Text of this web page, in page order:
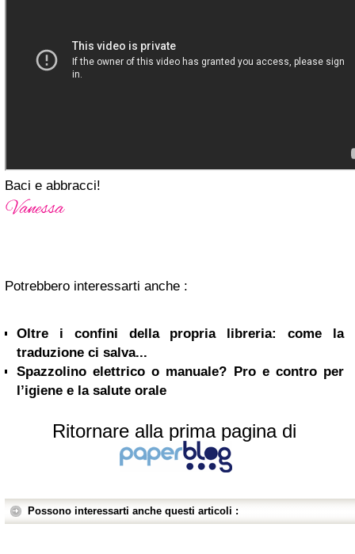
Baci e abbracci!
Potrebbero interessarti anche :
Oltre i confini della propria libreria: come la
traduzione ci salva...
Spazzolino elettrico o manuale? Pro e contro per
l’igiene e la salute orale
Ritornare alla prima pagina di
Possono interessarti anche questi articoli :